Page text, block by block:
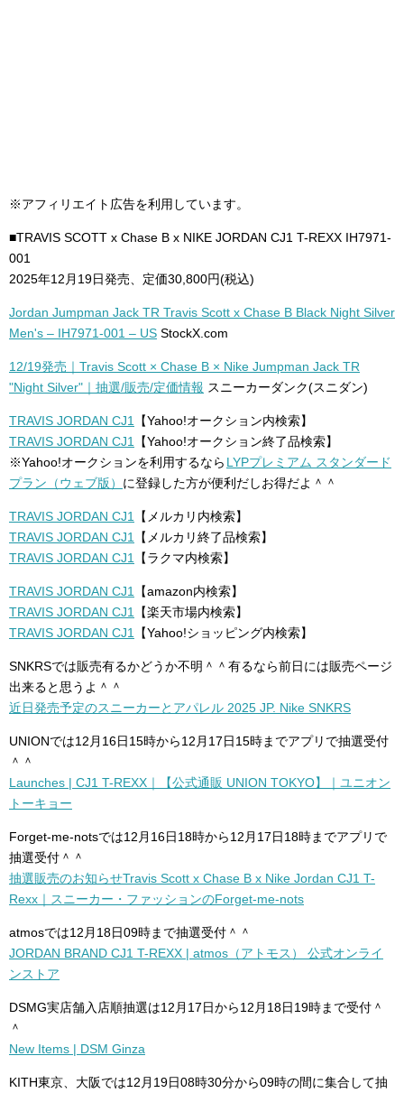
※アフィリエイト広告を利用しています。
■TRAVIS SCOTT x Chase B x NIKE JORDAN CJ1 T-REXX IH7971-
001
2025年12月19日発売、定価30,800円(税込)
Jordan Jumpman Jack TR Travis Scott x Chase B Black Night Silver
Men's – IH7971-001 – US StockX.com
12/19発売｜Travis Scott × Chase B × Nike Jumpman Jack TR
"Night Silver"｜抽選/販売/定価情報 スニーカーダンク(スニダン)
TRAVIS JORDAN CJ1
【Yahoo!オークション内検索】
TRAVIS JORDAN CJ1
【Yahoo!オークション終了品検索】
※Yahoo!オークションを利用するなら LYPプレミアム スタンダード
プラン（ウェブ版） に登録した方が便利だしお得だよ＾＾
TRAVIS JORDAN CJ1
【メルカリ内検索】
TRAVIS JORDAN CJ1
【メルカリ終了品検索】
TRAVIS JORDAN CJ1
【ラクマ内検索】
TRAVIS JORDAN CJ1
【amazon内検索】
TRAVIS JORDAN CJ1
【楽天市場内検索】
TRAVIS JORDAN CJ1
【Yahoo!ショッピング内検索】
SNKRSでは販売有るかどうか不明＾＾有るなら前日には販売ページ
出来ると思うよ＾＾
近日発売予定のスニーカーとアパレル 2025 JP. Nike SNKRS
UNIONでは12月16日15時から12月17日15時までアプリで抽選受付
＾＾
Launches | CJ1 T-REXX｜【公式通販 UNION TOKYO】｜ユニオン
トーキョー
Forget-me-notsでは12月16日18時から12月17日18時までアプリで
抽選受付＾＾
抽選販売のお知らせTravis Scott x Chase B x Nike Jordan CJ1 T-
Rexx｜スニーカー・ファッションのForget-me-nots
atmosでは12月18日09時まで抽選受付＾＾
JORDAN BRAND CJ1 T-REXX | atmos（アトモス） 公式オンライ
ンストア
DSMG実店舗入店順抽選は12月17日から12月18日19時まで受付＾
＾
New Items | DSM Ginza
KITH東京、大阪では12月19日08時30分から09時の間に集合して抽